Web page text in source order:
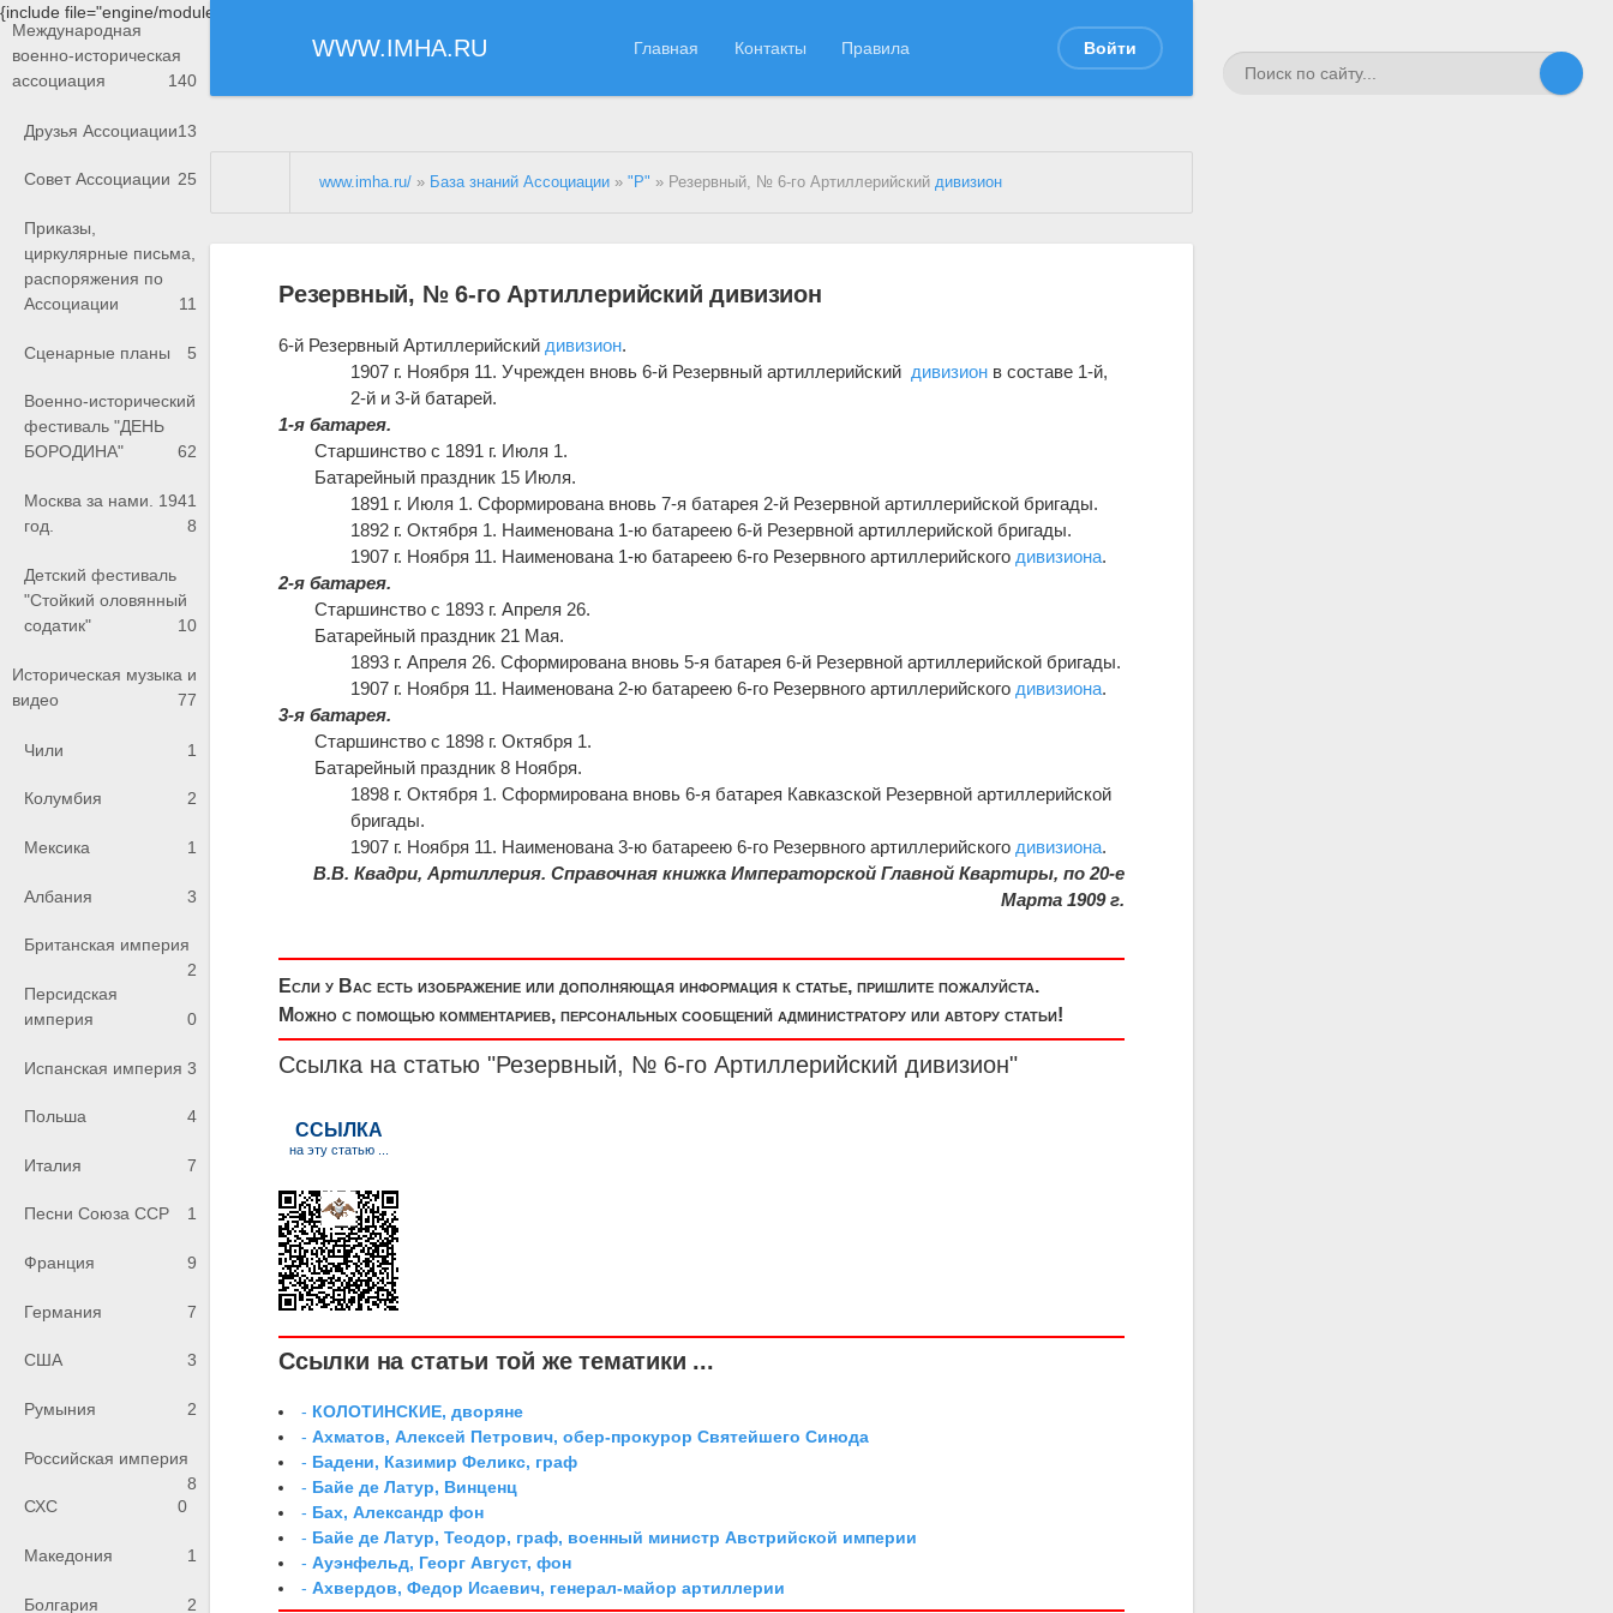
{include file="engine/modules/saperu/head.php"}
WWW.IMHA.RU Главная Контакты Правила Войти
Международная
военно-историческая
ассоциация
140
Друзья Ассоциации13
Совет Ассоциации 25
Приказы,
циркулярные письма,
распоряжения по
Ассоциации
11
Сценарные планы 5
Военно-исторический
фестиваль "ДЕНЬ
БОРОДИНА"
62
Москва за нами. 1941
год.
8
Детский фестиваль
"Стойкий оловянный
содатик"
10
Историческая музыка и
видео
77
Чили 1
Колумбия 2
Мексика 1
Албания 3
Британская империя
2
Персидская
империя
0
Испанская империя 3
Польша 4
Италия 7
Песни Союза ССР 1
Франция 9
Германия 7
США 3
Румыния 2
Российская империя
8
СХС
0
Македония 1
Болгария 2
www.imha.ru/ » База знаний Ассоциации »"Р" » Резервный, № 6-го Артиллерийскийдивизион
Резервный, № 6-го Артиллерийский дивизион
6-й Резервный Артиллерийский дивизион.
1907 г. Ноября 11. Учрежден вновь 6-й Резервный артиллерийский дивизион в составе 1-й,
2-й и 3-й батарей.
1-я батарея.
Старшинство с 1891 г. Июля 1.
Батарейный праздник 15 Июля.
1891 г. Июля 1. Сформирована вновь 7-я батарея 2-й Резервной артиллерийской бригады.
1892 г. Октября 1. Наименована 1-ю батареею 6-й Резервной артиллерийской бригады.
1907 г. Ноября 11. Наименована 1-ю батареею 6-го Резервного артиллерийского дивизиона.
2-я батарея.
Старшинство с 1893 г. Апреля 26.
Батарейный праздник 21 Мая.
1893 г. Апреля 26. Сформирована вновь 5-я батарея 6-й Резервной артиллерийской бригады.
1907 г. Ноября 11. Наименована 2-ю батареею 6-го Резервного артиллерийского дивизиона.
3-я батарея.
Старшинство с 1898 г. Октября 1.
Батарейный праздник 8 Ноября.
1898 г. Октября 1. Сформирована вновь 6-я батарея Кавказской Резервной артиллерийской
бригады.
1907 г. Ноября 11. Наименована 3-ю батареею 6-го Резервного артиллерийского дивизиона.
В.В. Квадри, Артиллерия. Справочная книжка Императорской Главной Квартиры, по 20-е
Марта 1909 г.
Если у Вас есть изображение или дополняющая информация к статье, пришлите пожалуйста.
Можно с помощью комментариев, персональных сообщений администратору или автору статьи!
Ссылка на статью "Резервный, № 6-го Артиллерийскийдивизион"
Ссылки на статьи той же тематики ...
- КОЛОТИНСКИЕ, дворяне
-Ахматов, Алексей Петрович, обер-прокурор Святейшего Синода
- Бадени, Казимир Феликс, граф
- Байе де Латур, Винценц
- Бах, Александр фон
- Байе де Латур, Теодор, граф, военный министр Австрийской империи
-Ауэнфельд, Георг Август, фон
-Ахвердов, Федор Исаевич, генерал-майор артиллерии